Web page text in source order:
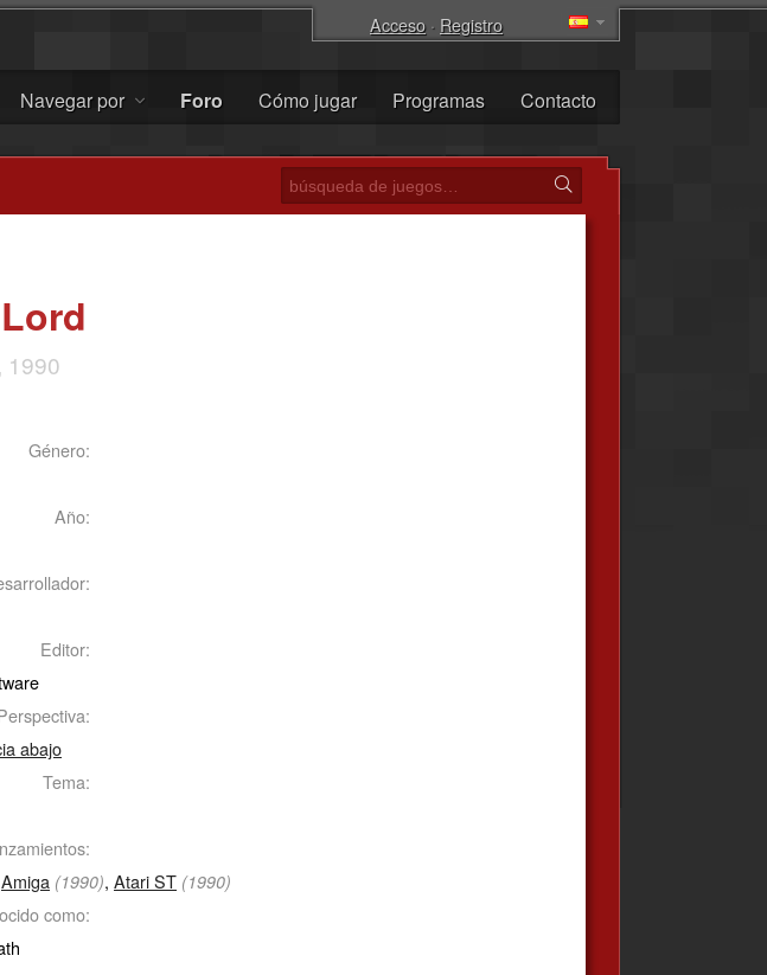
Acceso· Registro
Navegar por Foro Cómo jugar Programas Contacto
1990
Género:
Año:
Editor:
abajo
Tema:
Amiga (1990), Atari ST (1990)
como: